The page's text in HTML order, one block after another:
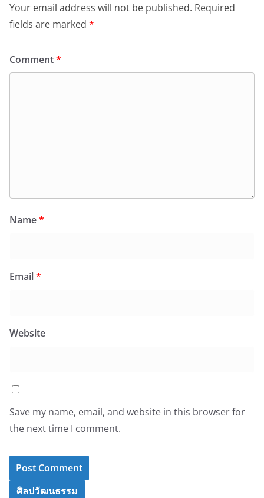
Your email address will not be published. Required
fields are marked *
Comment*
Name*
Email*
Website
Save my name, email, and website in this browser for
the next time I comment.
ศิลปวัฒนธรรม